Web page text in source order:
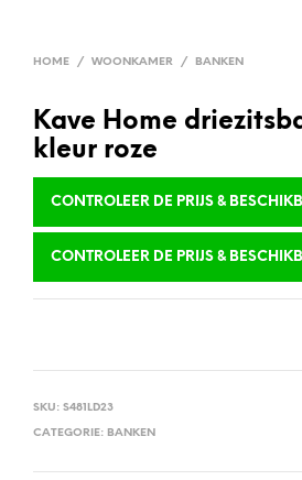
HOME / WOONKAMER / BANKEN
Kave Home
kleur roze
CONTROLEER DE PRIJS &
CONTROLEER DE PRIJS &
SKU: S481LD23
CATEGORIE: BANKEN